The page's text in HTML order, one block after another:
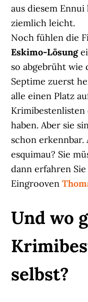
aus diesem
ziemlich leicht.
Noch fühlen die
Eskimo-Lösung
so abgebrüht wie
Septime zuerst
alle einen Platz
haben. Aber sie
schon
esquimau? Sie
dann erfahren
Eingrooven
Und wo
selbst?